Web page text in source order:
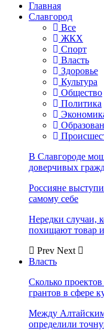
Главная
Славгород
Все
ЖКХ
Спорт
Власть
Здоровье
Культура
Общество
Политика
В Славгороде
доверчивых
Россияне
самому себе
Нередки случаи,
похищают товар
Prev Next
Власть
Сколько
грантов в сфере
Между
определили